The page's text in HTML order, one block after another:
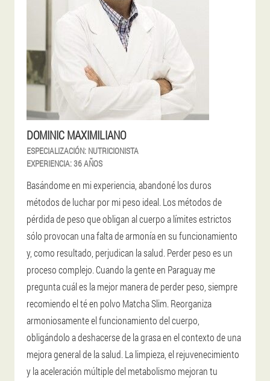
DOMINIC MAXIMILIANO
ESPECIALIZACIÓN: NUTRICIONISTA
EXPERIENCIA:36 AÑOS
Basándome en mi experiencia, abandoné los duros
métodos de luchar por mi peso ideal. Los métodos de
pérdida de peso que obligan al cuerpo a límites estrictos
sólo provocan una falta de armonía en su funcionamiento
y, como resultado, perjudican la salud. Perder peso es un
proceso complejo. Cuando la gente en Paraguay me
pregunta cuál es la mejor manera de perder peso, siempre
recomiendo el té en polvo Matcha Slim. Reorganiza
armoniosamente el funcionamiento del cuerpo,
obligándolo a deshacerse de la grasa en el contexto de una
mejora general de la salud. La limpieza, el rejuvenecimiento
y la aceleración múltiple del metabolismo mejoran tu